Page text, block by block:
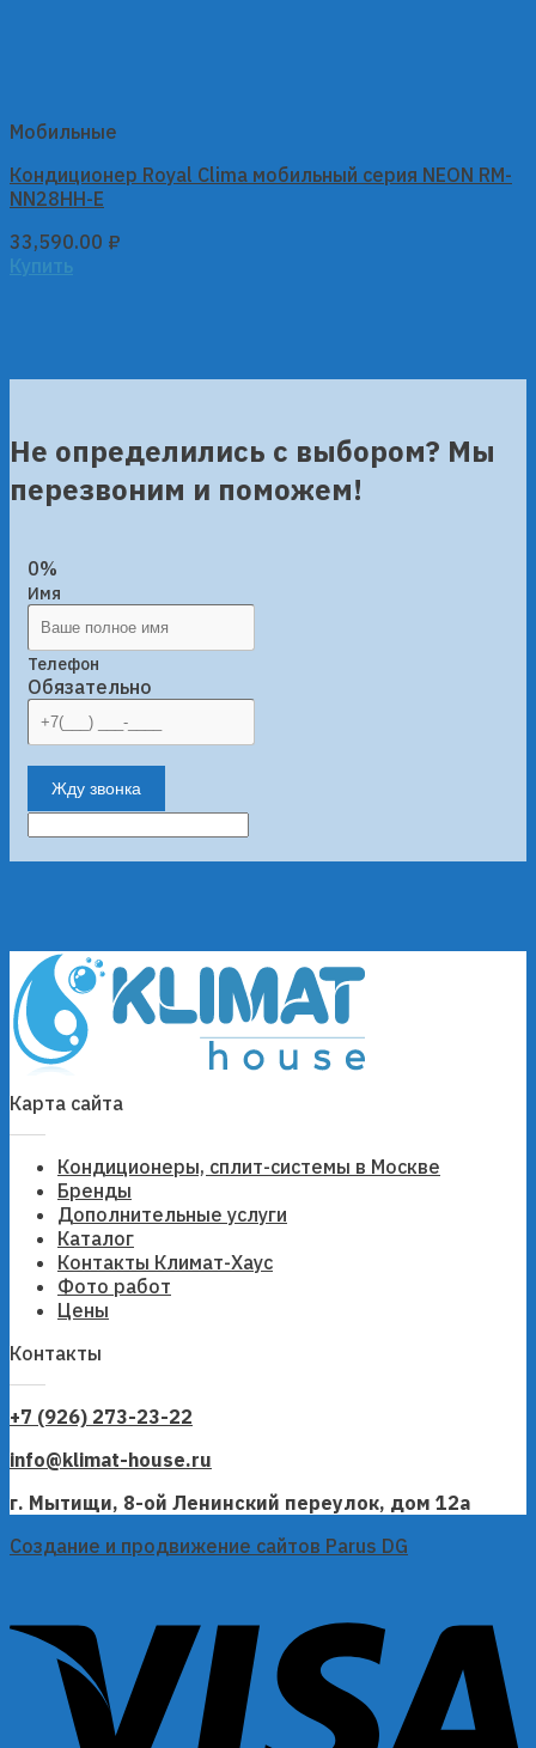
Мобильные
Кондиционер Royal Clima мобильный серия NEON RM-
NN28HH-E
33,590.00 ₽
Купить
Не определились с выбором? Мы
перезвоним и поможем!
0%
Имя
Телефон
Обязательно
Жду звонка
Карта сайта
Кондиционеры, сплит-системы в Москве
Бренды
Дополнительные услуги
Каталог
Контакты Климат-Хаус
Фото работ
Цены
Контакты
+7 (926) 273-23-22
info@klimat-house.ru
г. Мытищи, 8-ой Ленинский переулок, дом 12а
Создание и продвижение сайтов Parus DG